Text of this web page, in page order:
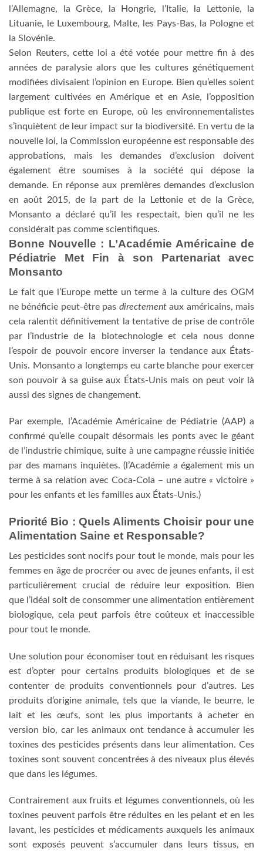
l’Allemagne, la Grèce, la Hongrie, l’Italie, la Lettonie, la
Lituanie, le Luxembourg, Malte, les Pays-Bas, la Pologne et
la Slovénie.
Selon Reuters, cette loi a été votée pour mettre fin à des
années de paralysie alors que les cultures génétiquement
modifiées divisaient l’opinion en Europe. Bien qu’elles soient
largement cultivées en Amérique et en Asie, l’opposition
publique est forte en Europe, où les environnementalistes
s’inquiètent de leur impact sur la biodiversité. En vertu de la
nouvelle loi, la Commission européenne est responsable des
approbations, mais les demandes d’exclusion doivent
également être soumises à la société qui dépose la
demande. En réponse aux premières demandes d’exclusion
en août 2015, de la part de la Lettonie et de la Grèce,
Monsanto a déclaré qu’il les respectait, bien qu’il ne les
considérait pas comme scientifiques.
Bonne Nouvelle : L’Académie Américaine de
Pédiatrie Met Fin à son Partenariat avec
Monsanto
Le fait que l’Europe mette un terme à la culture des OGM
ne bénéficie peut-être pas directementaux américains, mais
cela ralentit définitivement la tentative de prise de contrôle
par l’industrie de la biotechnologie et cela nous donne
l’espoir de pouvoir encore inverser la tendance aux États-
Unis. Monsanto a longtemps eu carte blanche pour exercer
son pouvoir à sa guise aux États-Unis mais on peut voir là
aussi des signes de changement.
Par exemple, l’Académie Américaine de Pédiatrie (AAP) a
confirmé qu’elle coupait désormais les ponts avec le géant
de l’industrie chimique, suite à une campagne réussie initiée
par des mamans inquiètes. (l’Académie a également mis un
terme à sa relation avec Coca-Cola – une autre « victoire »
pour les enfants et les familles aux États-Unis.)
Priorité Bio : Quels Aliments Choisir pour une
Alimentation Saine et Responsable?
Les pesticides sont nocifs pour tout le monde, mais pour les
femmes en âge de procréer ou avec de jeunes enfants, il est
particulièrement crucial de réduire leur exposition. Bien
que l’idéal soit de consommer une alimentation entièrement
biologique, cela peut parfois être coûteux et inaccessible
pour tout le monde.
Une solution pour économiser tout en réduisant les risques
est d’opter pour certains produits biologiques et de se
contenter de produits conventionnels pour d’autres. Les
produits d’origine animale, tels que la viande, le beurre, le
lait et les œufs, sont les plus importants à acheter en
version bio, car les animaux ont tendance à accumuler les
toxines des pesticides présents dans leur alimentation. Ces
toxines sont souvent concentrées à des niveaux plus élevés
que dans les légumes.
Contrairement aux fruits et légumes conventionnels, où les
toxines peuvent parfois être réduites en les pelant et en les
lavant, les pesticides et médicaments auxquels les animaux
sont exposés peuvent s’accumuler dans leurs tissus, en